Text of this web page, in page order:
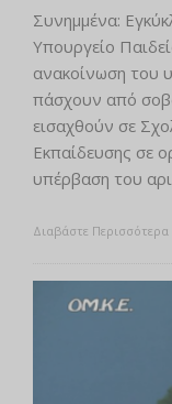
Συνημμένα:
Υπουργείο
ανακοίνωση του
πάσχουν από
εισαχθούν σε
Εκπαίδευσης σε
υπέρβαση του
Διαβάστε Περισσότερα